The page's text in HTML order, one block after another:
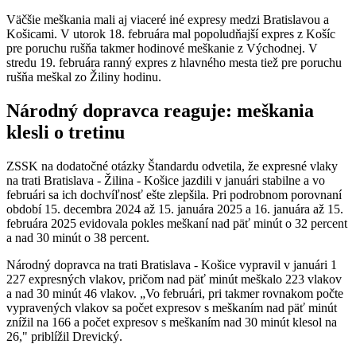
Väčšie meškania mali aj viaceré iné expresy medzi Bratislavou a
Košicami. V utorok 18. februára mal popoludňajší expres z Košíc
pre poruchu rušňa takmer hodinové meškanie z Východnej. V
stredu 19. februára ranný expres z hlavného mesta tiež pre poruchu
rušňa meškal zo Žiliny hodinu.
Národný dopravca reaguje: meškania
klesli o tretinu
ZSSK na dodatočné otázky Štandardu odvetila, že expresné vlaky
na trati Bratislava - Žilina - Košice jazdili v januári stabilne a vo
februári sa ich dochvíľnosť ešte zlepšila. Pri podrobnom porovnaní
období 15. decembra 2024 až 15. januára 2025 a 16. januára až 15.
februára 2025 evidovala pokles meškaní nad päť minút o 32 percent
a nad 30 minút o 38 percent.
Národný dopravca na trati Bratislava - Košice vypravil v januári 1
227 expresných vlakov, pričom nad päť minút meškalo 223 vlakov
a nad 30 minút 46 vlakov. „Vo februári, pri takmer rovnakom počte
vypravených vlakov sa počet expresov s meškaním nad päť minút
znížil na 166 a počet expresov s meškaním nad 30 minút klesol na
26," priblížil Drevický.